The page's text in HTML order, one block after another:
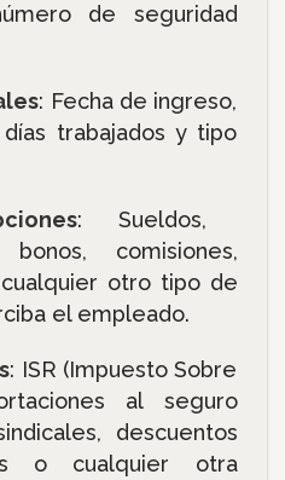
de seguridad
: Fecha de ingreso,
trabajados y tipo
: Sueldos,
bonos, comisiones,
otro tipo de
el empleado.
: ISR (Impuesto Sobre
al seguro
descuentos
o cualquier otra